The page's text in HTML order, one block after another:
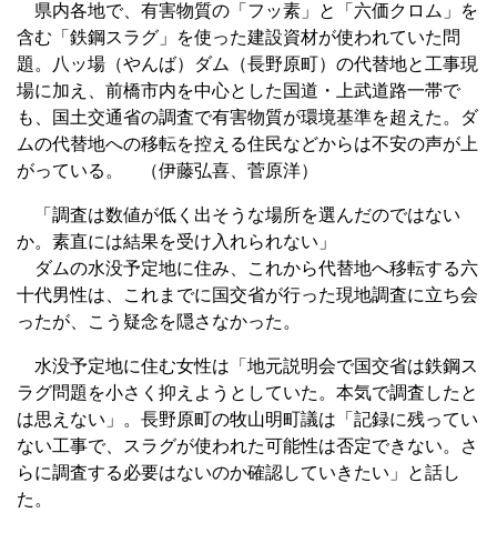
県内各地で、有害物質の「フッ素」と「六価クロム」を
含む「鉄鋼スラグ」を使った建設資材が使われていた問
題。八ッ場（やんば）ダム（長野原町）の代替地と工事現
場に加え、前橋市内を中心とした国道・上武道路一帯で
も、国土交通省の調査で有害物質が環境基準を超えた。ダ
ムの代替地への移転を控える住民などからは不安の声が上
がっている。 （伊藤弘喜、菅原洋）
「調査は数値が低く出そうな場所を選んだのではない
か。素直には結果を受け入れられない」
ダムの水没予定地に住み、これから代替地へ移転する六
十代男性は、これまでに国交省が行った現地調査に立ち会
ったが、こう疑念を隠さなかった。
水没予定地に住む女性は「地元説明会で国交省は鉄鋼ス
ラグ問題を小さく抑えようとしていた。本気で調査したと
は思えない」。長野原町の牧山明町議は「記録に残ってい
ない工事で、スラグが使われた可能性は否定できない。さ
らに調査する必要はないのか確認していきたい」と話し
た。